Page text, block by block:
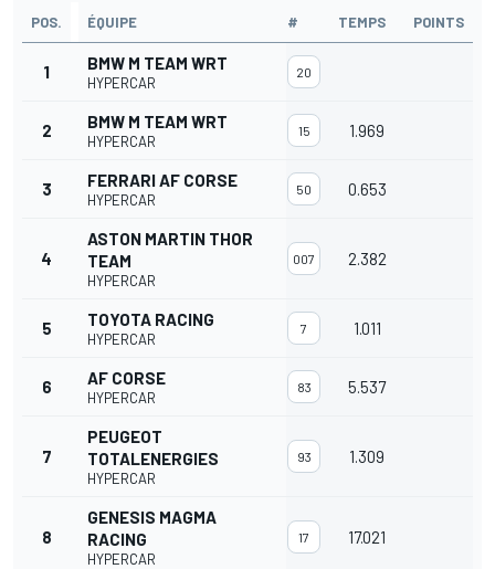
POS. ÉQUIPE # TEMPS POINTS
1 BMW M TEAM WRT
HYPERCAR
20
2 BMW M TEAM WRT
HYPERCAR
15 1.969
3 FERRARI AF CORSE
HYPERCAR
50 0.653
4
ASTON MARTIN THOR
TEAM
HYPERCAR
007 2.382
5 TOYOTA RACING
HYPERCAR
7 1.011
6 AF CORSE
HYPERCAR
83 5.537
7
PEUGEOT
TOTALENERGIES
HYPERCAR
93 1.309
8
GENESIS MAGMA
RACING
HYPERCAR
17 17.021